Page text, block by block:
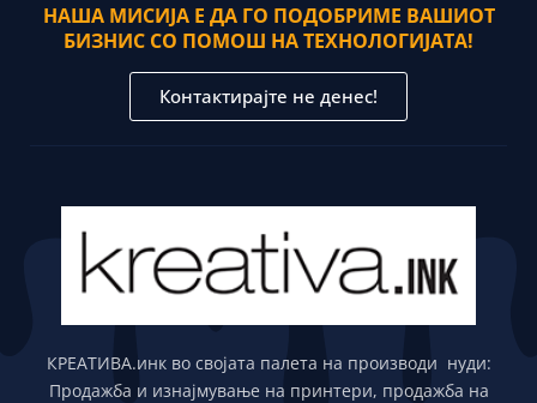
НАША МИСИЈА Е ДА ГО ПОДОБРИМЕ ВАШИОТ
БИЗНИС СО ПОМОШ НА ТЕХНОЛОГИЈАТА!
Контактирајте не денес!
КРЕАТИВА.инк во својата палета на производи нуди:
Продажба и изнајмување на принтери, продажба на